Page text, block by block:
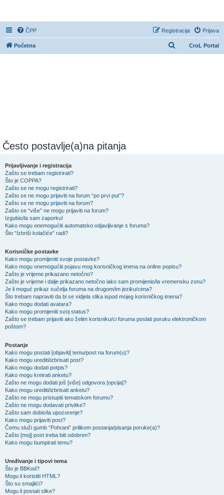
ČPP Prijava
Registracija
CroL Portal
Početna
Često postavlje(a)na pitanja
Prijavljivanje i registracija
Zašto se trebam registrirati?
Što je COPPA?
Zašto se ne mogu registrirati?
Zašto se ne mogu prijaviti na forum “po prvi put”?
Zašto se ne mogu prijaviti na forum?
Zašto se “više” ne mogu prijaviti na forum?
Izgubio/la sam zaporku!
Kako mogu onemogućiti automatsko odjavljivanje s foruma?
Što “Izbriši kolačiće” radi?
Korisničke postavke
Kako mogu promijeniti svoje postavke?
Kako mogu onemogućiti pojavu mog korisničkog imena na online popisu?
Zašto je vrijeme prikazano netočno?
Zašto je vrijeme i dalje prikazano netočno iako sam promijenio/la vremensku zonu?
Je li moguć prikaz sučelja foruma na drugom/im jeziku/cima?
Što trebam napraviti da bi se vidjela slika ispod mojeg korisničkog imena?
Kako mogu dodati avatara?
Kako mogu promijeniti svoj status?
Zašto se trebam prijaviti ako želim korisniku/ci foruma poslati poruku elektroničkom
poštom?
Postanje
Kako mogu postati [objaviti] temu/post na forum(u)?
Kako mogu urediti/izbrisati post?
Kako mogu dodati potpis?
Kako mogu kreirati anketu?
Zašto ne mogu dodati još [više] odgovora [opcija]?
Kako mogu urediti/izbrisati anketu?
Zašto ne mogu pristupiti tematskom forumu?
Zašto ne mogu dodavati privitke?
Zašto sam dobio/la upozorenje?
Kako mogu prijaviti post?
Čemu služi gumb “Pohrani” prilikom postanja/pisanja poruke(a)?
Zašto [moj] post treba biti odobren?
Kako mogu bumpirati temu?
Uređivanje i tipovi tema
Što je BBKod?
Mogu li koristiti HTML?
Što su smajlići?
Mogu li postati slike?